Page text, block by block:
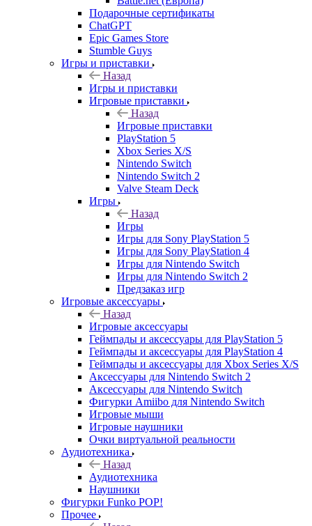
Подарочные сертификаты
ChatGPT
Epic Games Store
Stumble Guys
Игры и приставки
Назад
Игры и приставки
Игровые приставки
Назад
Игровые приставки
PlayStation 5
Xbox Series X/S
Nintendo Switch
Nintendo Switch 2
Valve Steam Deck
Игры
Назад
Игры
Игры для Sony PlayStation 5
Игры для Sony PlayStation 4
Игры для Nintendo Switch
Игры для Nintendo Switch 2
Предзаказ игр
Игровые аксессуары
Назад
Игровые аксессуары
Геймпады и аксессуары для PlayStation 5
Геймпады и аксессуары для PlayStation 4
Геймпады и аксессуары для Xbox Series X/S
Аксессуары для Nintendo Switch 2
Аксессуары для Nintendo Switch
Фигурки Amiibo для Nintendo Switch
Игровые мыши
Игровые наушники
Очки виртуальной реальности
Аудиотехника
Назад
Аудиотехника
Наушники
Фигурки Funko POP!
Прочее